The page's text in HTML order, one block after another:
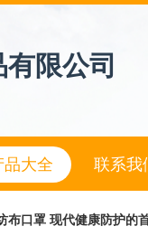
限公司
品大全 联系我
布口罩 现代健康防护的